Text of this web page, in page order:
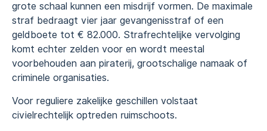
grote schaal kunnen een misdrijf vormen. De maximale
straf bedraagt vier jaar gevangenisstraf of een
geldboete tot € 82.000. Strafrechtelijke vervolging
komt echter zelden voor en wordt meestal
voorbehouden aan piraterij, grootschalige namaak of
criminele organisaties.
Voor reguliere zakelijke geschillen volstaat
civielrechtelijk optreden ruimschoots.